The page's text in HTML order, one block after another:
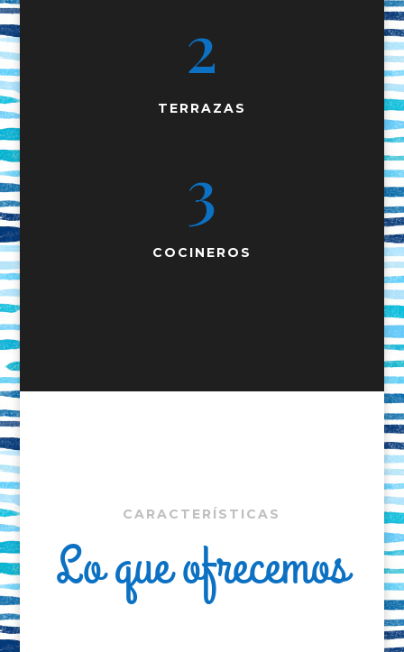
2
TERRAZAS
3
COCINEROS
CARACTERÍSTICAS
Lo que ofrecemos